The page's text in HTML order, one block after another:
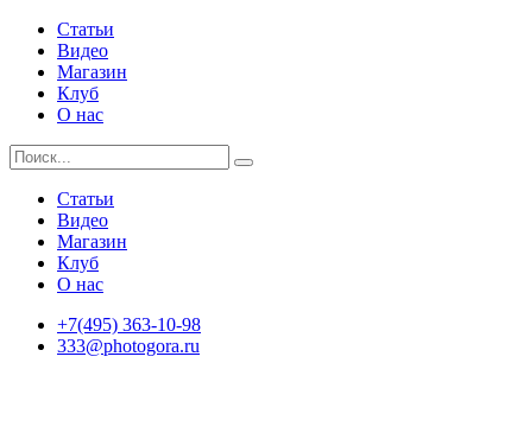
Статьи
Видео
Магазин
Клуб
О нас
Статьи
Видео
Магазин
Клуб
О нас
+7(495) 363-10-98
333@photogora.ru